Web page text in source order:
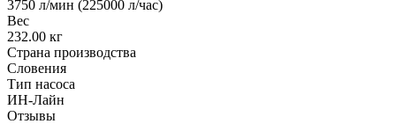
3750 л/мин (225000 л/час)
Вес
232.00 кг
Страна производства
Словения
Тип насоса
ИН-Лайн
Отзывы